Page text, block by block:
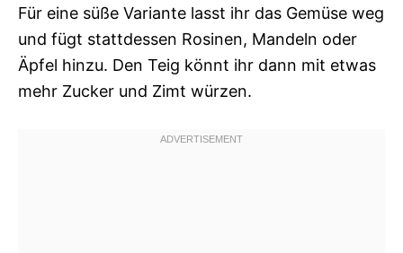
Für eine süße Variante lasst ihr das Gemüse weg
und fügt stattdessen Rosinen, Mandeln oder
Äpfel hinzu. Den Teig könnt ihr dann mit etwas
mehr Zucker und Zimt würzen.